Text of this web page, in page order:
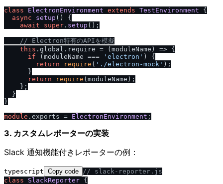
class
ElectronEnvironment extends TestEnvironment {
async
setup ( ) {
await
super . setup ();
// Electron特有のAPIを模擬
this . global . require = ( moduleName ) => {
if (moduleName === 'electron' ) {
return
require ( '. /electron-mock' );
      }
return
require (moduleName);
    };
  }
}
module . exports = ElectronEnvironment
3. カスタムレポーターの実装
Slack 通知機能付きレポーターの例：
typescript Copy code // slack-reporter.js
class
SlackReporter {